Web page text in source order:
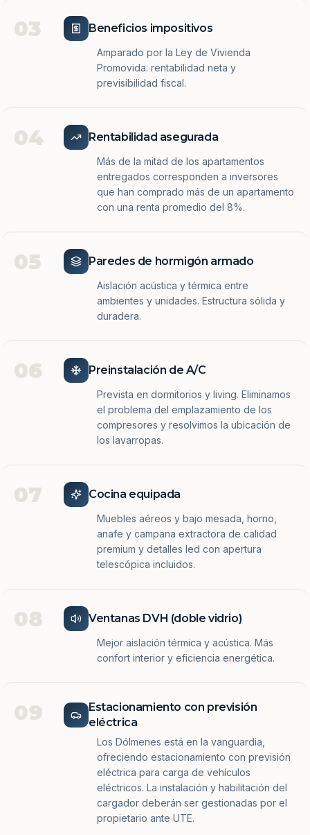
03 Beneficios impositivos
Amparado por la Ley de Vivienda
Promovida: rentabilidad neta y
previsibilidad fiscal.
04 Rentabilidad asegurada
Más de la mitad de los apartamentos
entregados corresponden a inversores
que han comprado más de un apartamento
con una renta promedio del 8%.
05 Paredes de hormigón armado
Aislación acústica y térmica entre
ambientes y unidades. Estructura sólida y
duradera.
06 Preinstalación de A/C
Prevista en dormitorios y living. Eliminamos
el problema del emplazamiento de los
compresores y resolvimos la ubicación de
los lavarropas.
07 Cocina equipada
Muebles aéreos y bajo mesada, horno,
anafe y campana extractora de calidad
premium y detalles led con apertura
telescópica incluidos.
08 Ventanas DVH (doble vidrio)
Mejor aislación térmica y acústica. Más
confort interior y eficiencia energética.
09
Estacionamiento con previsión
eléctrica
Los Dólmenes está en la vanguardia,
ofreciendo estacionamiento con previsión
eléctrica para carga de vehículos
eléctricos. La instalación y habilitación del
cargador deberán ser gestionadas por el
propietario ante UTE.